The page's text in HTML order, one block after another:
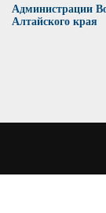
Администрации
Алтайского края